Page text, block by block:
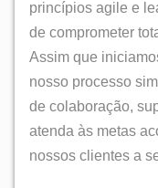
princípios agile e
de comprometer
Assim que
nosso processo
de colaboração,
atenda às metas
nossos clientes a